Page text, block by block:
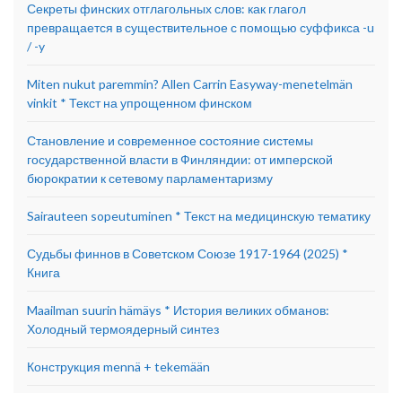
Секреты финских отглагольных слов: как глагол
превращается в существительное с помощью суффикса -u
/ -y
Miten nukut paremmin? Allen Carrin Easyway-menetelmän
vinkit * Текст на упрощенном финском
Становление и современное состояние системы
государственной власти в Финляндии: от имперской
бюрократии к сетевому парламентаризму
Sairauteen sopeutuminen * Текст на медицинскую тематику
Судьбы финнов в Советском Союзе 1917-1964 (2025) *
Книга
Maailman suurin hämäys * История великих обманов:
Холодный термоядерный синтез
Конструкция mennä + tekemään